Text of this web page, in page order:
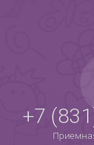
+7